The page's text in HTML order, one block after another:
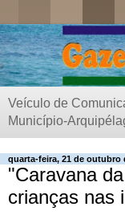
Veículo de
Município-
quarta-feira, 21 de outubro
"Caravana
crianças nas